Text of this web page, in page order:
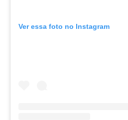
Ver essa foto no Instagram